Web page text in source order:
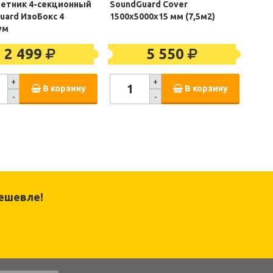
4-секционный
ИзоБокс 4
2 499
+
-
В корзину
SoundGuard Cover
1500x5000x15 мм (7,5м2)
5 550
+
-
В корзину